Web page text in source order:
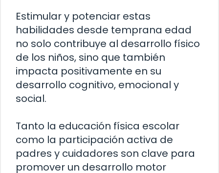
Estimular y potenciar estas
habilidades desde temprana edad
no solo contribuye al desarrollo físico
de los niños, sino que también
impacta positivamente en su
desarrollo cognitivo, emocional y
social.
Tanto la educación física escolar
como la participación activa de
padres y cuidadores son clave para
promover un desarrollo motor